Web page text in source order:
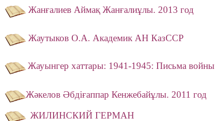
Жанғалиев Аймақ Жанғалиұлы. 2013 год
Жаутыков О.А. Академик АН КазССР
Жауынгер хаттары: 1941-1945: Письма войны
Жәкелов Әбдіғаппар Кенжебайұлы. 2011 год
ЖИЛИНСКИЙ ГЕРМАН